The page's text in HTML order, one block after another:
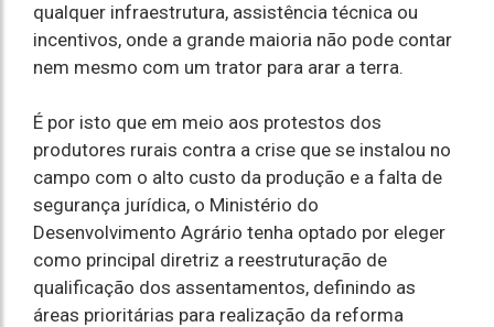
qualquer infraestrutura, assistência técnica ou
incentivos, onde a grande maioria não pode contar
nem mesmo com um trator para arar a terra.
É por isto que em meio aos protestos dos
produtores rurais contra a crise que se instalou no
campo com o alto custo da produção e a falta de
segurança jurídica, o Ministério do
Desenvolvimento Agrário tenha optado por eleger
como principal diretriz a reestruturação de
qualificação dos assentamentos, definindo as
áreas prioritárias para realização da reforma